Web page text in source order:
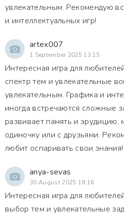
увлекательным. Рекомендую
и интеллектуальных игр!
artex007
1 September 2025 13:15
Интересная игра для
спектр тем и увлекательные
увлекательным. Графика и
иногда встречаются сложные
развивает память и эрудицию,
одиночку или с друзьями.
любит оспаривать свои знания!
anya-sevas
30 August 2025 18:16
Интересная игра для
выбор тем и увлекательные